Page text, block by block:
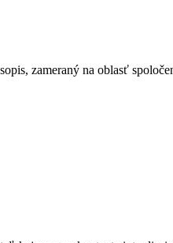
zameraný na oblasť